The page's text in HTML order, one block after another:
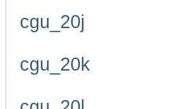
cgu_20j
cgu_20k